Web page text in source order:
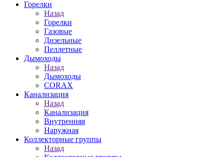
Горелки
Назад
Горелки
Газовые
Дизельные
Пеллетные
Дымоходы
Назад
Дымоходы
CORAX
Канализация
Назад
Канализация
Внутренняя
Наружная
Коллекторные группы
Назад